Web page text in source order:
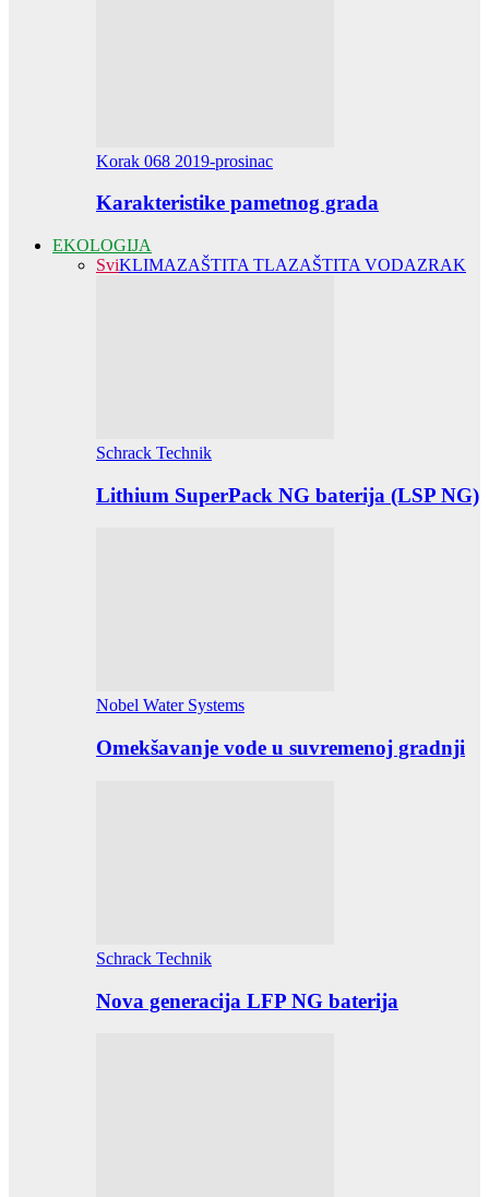
Korak 068 2019-prosinac
Karakteristike pametnog grada
EKOLOGIJA
SviKLIMAZAŠTITA TLAZAŠTITA VODAZRAK
Schrack Technik
Lithium SuperPack NG baterija (LSP NG)
Nobel Water Systems
Omekšavanje vode u suvremenoj gradnji
Schrack Technik
Nova generacija LFP NG baterija